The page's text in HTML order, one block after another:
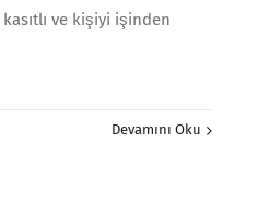
ve kişiyi işinden
Devamını Oku